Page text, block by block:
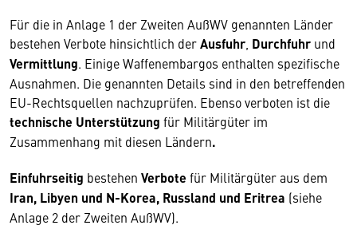
Für die in Anlage 1 der Zweiten AußWV genannten Länder
bestehen Verbote hinsichtlich derAusfuhr Durchfuhr und
Vermittlung. Einige Waffenembargos enthalten spezifische
Ausnahmen. Die genannten Details sind in den betreffenden
EU-Rechtsquellen nachzuprüfen. Ebenso verboten ist die
technische Unterstützung für Militärgüter im
Zusammenhang mit diesen Ländern.
Einfuhrseitig bestehen Verbote für Militärgüter aus dem
Iran, Libyen und N-Korea, Russland und Eritrea (siehe
Anlage 2 der Zweiten AußWV).